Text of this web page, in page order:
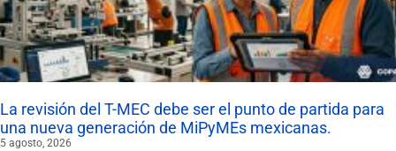
La revisión del T-MEC debe ser el punto de partida para
una nueva generación de MiPyMEs mexicanas.
5 agosto, 2026